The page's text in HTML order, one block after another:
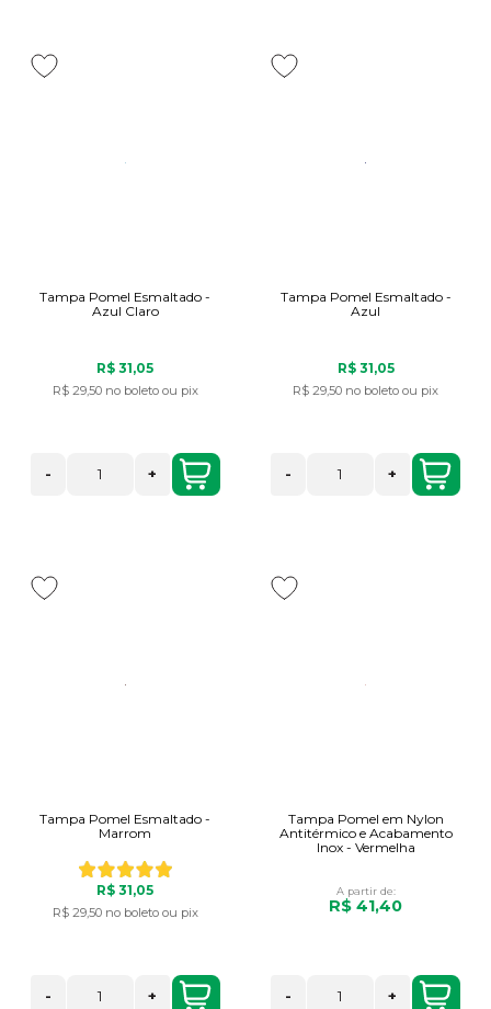
Tampa Pomel Esmaltado -
Azul Claro
R$ 31,05
R$ 29,50 no boleto ou pix
- +
Tampa Pomel Esmaltado -
Azul
R$ 31,05
R$ 29,50 no boleto ou pix
- +
Tampa Pomel Esmaltado -
Marrom
R$ 31,05
R$ 29,50 no boleto ou pix
- +
Tampa Pomel em Nylon
Antitérmico e Acabamento
Inox - Vermelha
A partir de:
R$ 41,40
- +